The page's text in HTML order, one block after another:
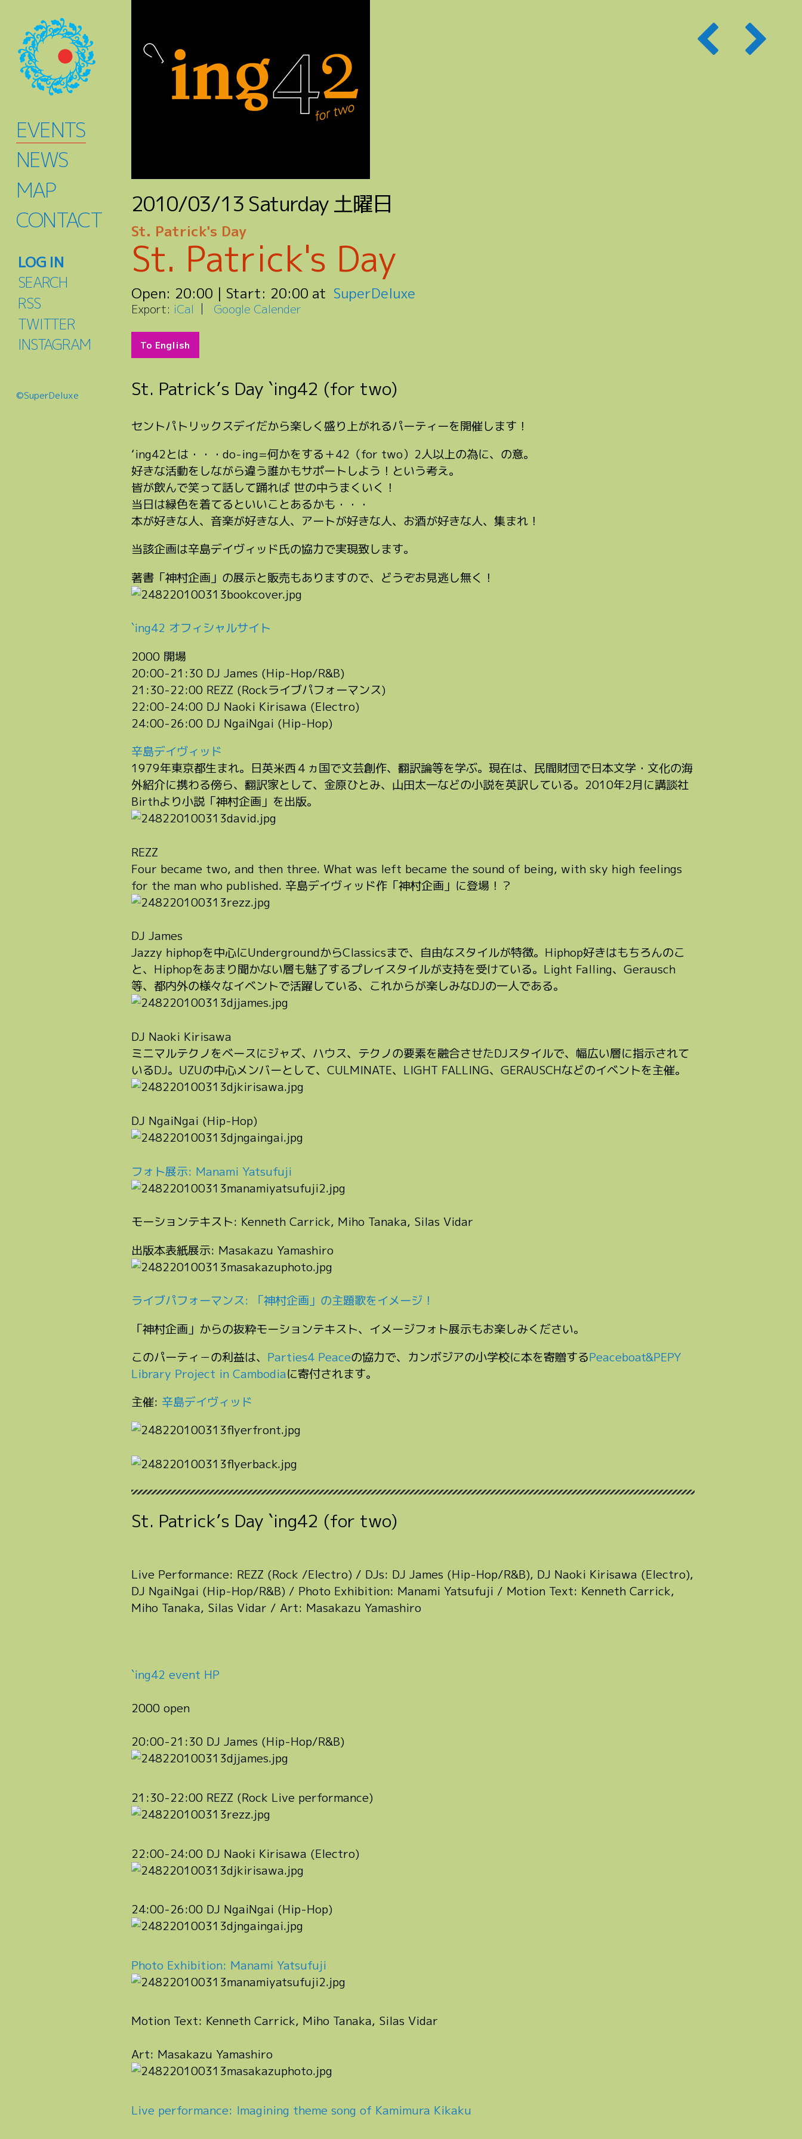
EVENTS
NEWS
MAP
CONTACT
LOG IN
SEARCH
RSS
TWITTER
INSTAGRAM
©SuperDeluxe
2010/03/13 Saturday土曜日
St. Patrick's Day
St. Patrick's Day
Open: 20:00 | Start: 20:00 SuperDeluxe
Export: iCal Google Calender
To English
St. Patrick’s Day `ing42 (for two)
セントパトリックスデイだから楽しく盛り上がれるパーティーを開催します！
‘ing42とは・・・do-ing=何かをする＋42（for two）2人以上の為に、の意。
好きな活動をしながら違う誰かもサポートしよう！という考え。
皆が飲んで笑って話して踊れば 世の中うまくいく！
当日は緑色を着てるといいことあるかも・・・
本が好きな人、音楽が好きな人、アートが好きな人、お酒が好きな人、集まれ！
当該企画は辛島デイヴィッド氏の協力で実現致します。
著書「神村企画」の展示と販売もありますので、どうぞお見逃し無く！
`ing42 オフィシャルサイト
2000 開場
20:00-21:30 DJ James (Hip-Hop/R&B)
21:30-22:00 REZZ (Rockライブパフォーマンス)
22:00-24:00 DJ Naoki Kirisawa (Electro)
24:00-26:00 DJ NgaiNgai (Hip-Hop)
辛島デイヴィッド
1979年東京都生まれ。日英米西４ヵ国で文芸創作、翻訳論等を学ぶ。現在は、民間財団で日本文学・文化の海
外紹介に携わる傍ら、翻訳家として、金原ひとみ、山田太一などの小説を英訳している。2010年2月に講談社
Birthより小説「神村企画」を出版。
REZZ
Four became two, and then three. What was left became the sound of being, with sky high feelings
for the man who published. 辛島デイヴィッド作「神村企画」に登場！？
DJ James
Jazzy hiphopを中心にUndergroundからClassicsまで、自由なスタイルが特徴。Hiphop好きはもちろんのこ
と、Hiphopをあまり聞かない層も魅了するプレイスタイルが支持を受けている。Light Falling、Gerausch
等、都内外の様々なイベントで活躍している、これからが楽しみなDJの一人である。
DJ Naoki Kirisawa
ミニマルテクノをベースにジャズ、ハウス、テクノの要素を融合させたDJスタイルで、幅広い層に指示されて
いるDJ。UZUの中心メンバーとして、CULMINATE、LIGHT FALLING、GERAUSCHなどのイベントを主催。
DJ NgaiNgai (Hip-Hop)
フォト展示: Manami Yatsufuji
モーションテキスト: Kenneth Carrick, Miho Tanaka, Silas Vidar
出版本表紙展示: Masakazu Yamashiro
ライブパフォーマンス: 「神村企画」の主題歌をイメージ！
「神村企画」からの抜粋モーションテキスト、イメージフォト展示もお楽しみください。
このパーティ－の利益は、 Parties4 Peaceの協力で、カンボジアの小学校に本を寄贈するPeaceboat&PEPY
Library Project in Cambodiaに寄付されます。
主催: 辛島デイヴィッド
St. Patrick’s Day `ing42 (for two)
Live Performance: REZZ (Rock /Electro) / DJs: DJ James (Hip-Hop/R&B), DJ Naoki Kirisawa (Electro),
DJ NgaiNgai (Hip-Hop/R&B) / Photo Exhibition: Manami Yatsufuji / Motion Text: Kenneth Carrick,
Miho Tanaka, Silas Vidar / Art: Masakazu Yamashiro
`ing42 event HP
2000 open
20:00-21:30 DJ James (Hip-Hop/R&B)
21:30-22:00 REZZ (Rock Live performance)
22:00-24:00 DJ Naoki Kirisawa (Electro)
24:00-26:00 DJ NgaiNgai (Hip-Hop)
Photo Exhibition: Manami Yatsufuji
Motion Text: Kenneth Carrick, Miho Tanaka, Silas Vidar
Art: Masakazu Yamashiro
Live performance: Imagining theme song of Kamimura Kikaku